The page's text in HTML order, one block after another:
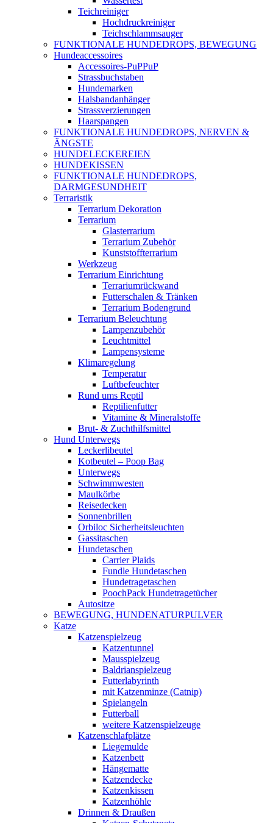
Teichreiniger
Hochdruckreiniger
Teichschlammsauger
FUNKTIONALE HUNDEDROPS, BEWEGUNG
Hundeaccessoires
Accessoires-PuPPuP
Strassbuchstaben
Hundemarken
Halsbandanhänger
Strassverzierungen
Haarspangen
FUNKTIONALE HUNDEDROPS, NERVEN &
ÄNGSTE
HUNDELECKEREIEN
HUNDEKISSEN
FUNKTIONALE HUNDEDROPS,
DARMGESUNDHEIT
Terraristik
Terrarium Dekoration
Terrarium
Glasterrarium
Terrarium Zubehör
Kunststoffterrarium
Werkzeug
Terrarium Einrichtung
Terrariumrückwand
Futterschalen & Tränken
Terrarium Bodengrund
Terrarium Beleuchtung
Lampenzubehör
Leuchtmittel
Lampensysteme
Klimaregelung
Temperatur
Luftbefeuchter
Rund ums Reptil
Reptilienfutter
Vitamine & Mineralstoffe
Brut- & Zuchthilfsmittel
Hund Unterwegs
Leckerlibeutel
Kotbeutel – Poop Bag
Unterwegs
Schwimmwesten
Maulkörbe
Reisedecken
Sonnenbrillen
Orbiloc Sicherheitsleuchten
Gassitaschen
Hundetaschen
Carrier Plaids
Fundle Hundetaschen
Hundetragetaschen
PoochPack Hundetragetücher
Autositze
BEWEGUNG, HUNDENATURPULVER
Katze
Katzenspielzeug
Katzentunnel
Mausspielzeug
Baldrianspielzeug
Futterlabyrinth
mit Katzenminze (Catnip)
Spielangeln
Futterball
weitere Katzenspielzeuge
Katzenschlafplätze
Liegemulde
Katzenbett
Hängematte
Katzendecke
Katzenkissen
Katzenhöhle
Drinnen & Draußen